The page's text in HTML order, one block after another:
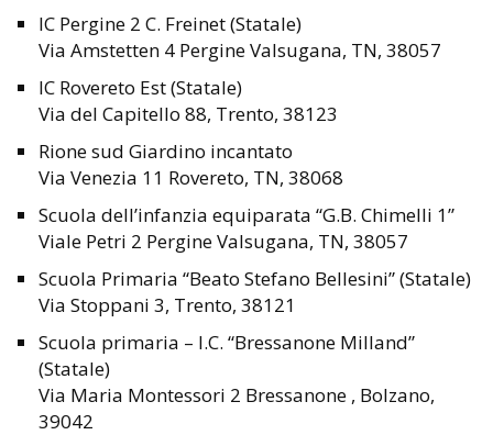
IC Pergine 2 C. Freinet (Statale)
Via Amstetten 4 Pergine Valsugana, TN, 38057
IC Rovereto Est (Statale)
Via del Capitello 88, Trento, 38123
Rione sud Giardino incantato
Via Venezia 11 Rovereto, TN, 38068
Scuola dell’infanzia equiparata “G.B. Chimelli 1”
Viale Petri 2 Pergine Valsugana, TN, 38057
Scuola Primaria “Beato Stefano Bellesini” (Statale)
Via Stoppani 3, Trento, 38121
Scuola primaria – I.C. “Bressanone Milland”
(Statale)
Via Maria Montessori 2 Bressanone , Bolzano,
39042